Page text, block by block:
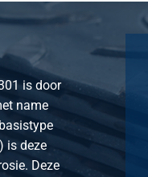
C=76,2 2 1/2In
C=76,2 2 1/2In
C=85,7 3In
C=85,7 3In
C=104,8 4In
is door
name
is deze
Deze